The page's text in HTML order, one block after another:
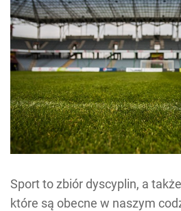
Sport to zbiór dyscyplin, a
które są obecne w naszym